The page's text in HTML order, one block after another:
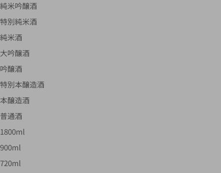
純米吟醸酒
特別純米酒
純米酒
大吟醸酒
吟醸酒
特別本醸造酒
本醸造酒
普通酒
1800ml
900ml
720ml